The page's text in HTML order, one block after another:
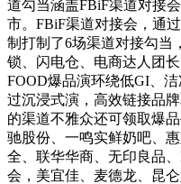
道勾当涵盖FBiF渠道对接
市。FBiF渠道对接会，通
制打制了6场渠道对接勾当
锁、闪电仓、电商达人团
FOOD爆品演环绕低GI、
过沉浸式演，高效链接品
的渠道不雅众还可领取爆
驰股份、一鸣实鲜奶吧、
全、联华华商、无印良品
会，美宜佳、麦德龙、昆